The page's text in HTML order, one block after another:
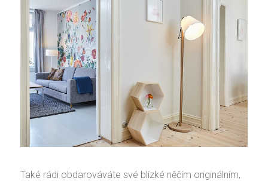
Také rádi obdarováváte své blízké něčím originálním,